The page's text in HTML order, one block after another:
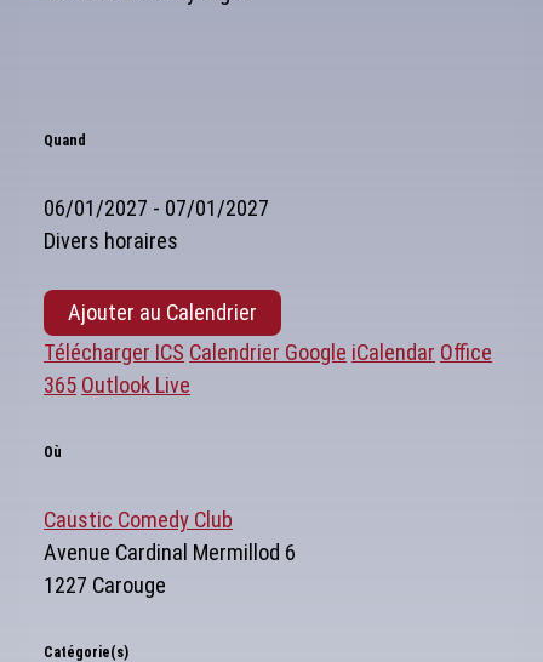
Quand
06/01/2027 - 07/01/2027
Divers horaires
Ajouter au Calendrier
Télécharger ICS Calendrier Google iCalendar Office
365 Outlook Live
Où
Caustic Comedy Club
Avenue Cardinal Mermillod 6
1227 Carouge
Catégorie(s)